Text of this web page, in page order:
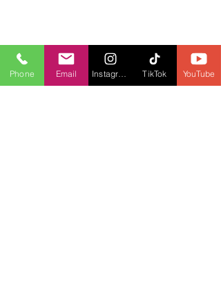
Phone Email TikTok YouTube